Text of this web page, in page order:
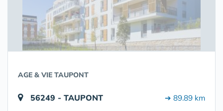
AGE & VIE TAUPONT
56249 - TAUPONT ➔ 89.89 km